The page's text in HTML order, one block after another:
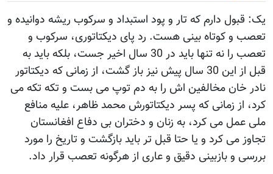
يک: قبول دارم که تار و پود استبداد و سرکوب ريشه دوانيده و
تعصب و کوتاه بينی هست. رد پای ديکتاتوری، سرکوب و
تعصب را نه تنها بايد در 30 سال اخير جست، بلکه بايد به
قبل از اين 30 سال پيش نيز باز گشت، از زمانی که ديکتاتور
نادر خان مخالفين اش را به دم توپ می بست و تکه تکه می
کرد، از زمانی که پسر ديکتاتورش محمد ظاهر، عليه منافع
ملی عمل می کرد، به زنان و دختران بی دفاع افغانستان
تجاوز می کرد و يا حتا قبل تر بايد بازگشت و تاريخ را مورد
بررسی و بازبينی دقيق و عاری از هرگونه تعصب قرار داد.